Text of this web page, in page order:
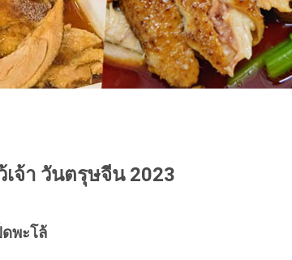
เจ้า วันตรุษจีน 2023
ดพะโล้